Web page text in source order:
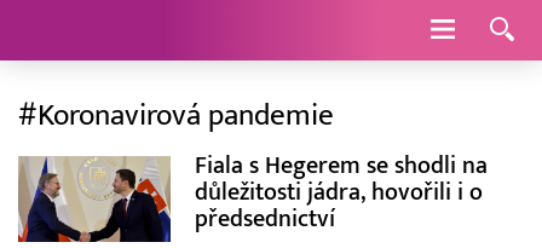
Navigace
#Koronavirová pandemie
Fiala s Hegerem se shodli na
důležitosti jádra, hovořili i o
předsednictví